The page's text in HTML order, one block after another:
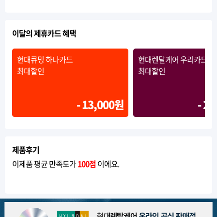
이달의 제휴카드 혜택
현대큐밍 하나카드
최대할인
- 13,000원
현대렌탈케어 우리카드Ⅱ
최대할인
-
제품후기
이제품 평균 만족도가100점 이에요.